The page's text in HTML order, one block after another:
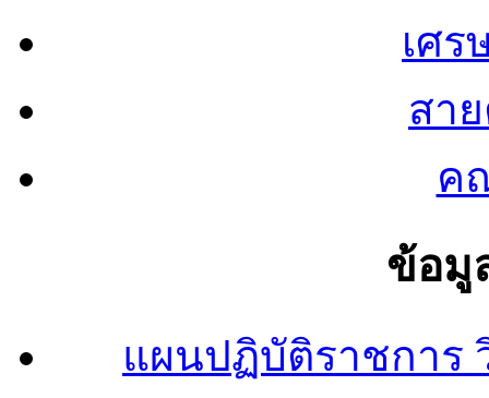
เศร
สา
ค
ข้อมู
แผนปฏิบัติราชการ